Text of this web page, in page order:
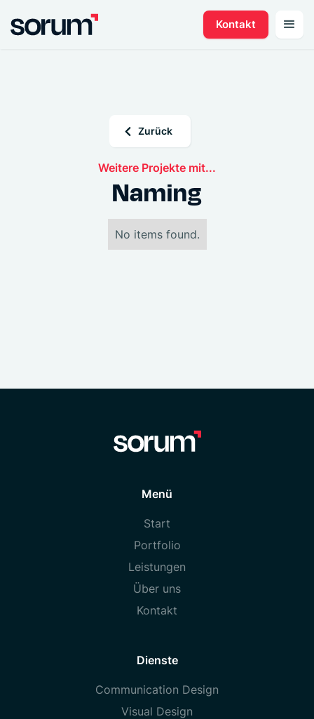
Kontakt
Zurück
Weitere Projekte mit...
Naming
No items found.
Menü
Start
Portfolio
Leistungen
Über uns
Kontakt
Dienste
Communication Design
Visual Design